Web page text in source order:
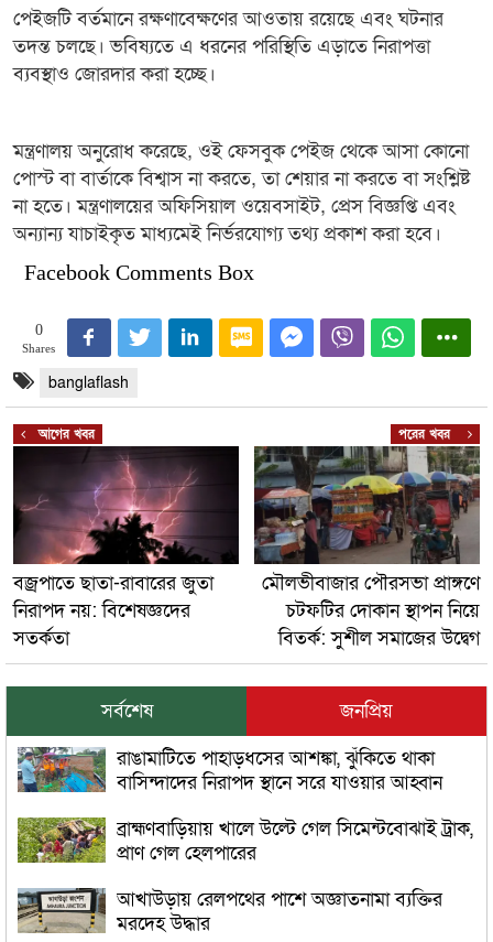
পেইজটি বর্তমানে রক্ষণাবেক্ষণের আওতায় রয়েছে এবং ঘটনার
তদন্ত চলছে। ভবিষ্যতে এ ধরনের পরিস্থিতি এড়াতে নিরাপত্তা
ব্যবস্থাও জোরদার করা হচ্ছে।
মন্ত্রণালয় অনুরোধ করেছে, ওই ফেসবুক পেইজ থেকে আসা কোনো
পোস্ট বা বার্তাকে বিশ্বাস না করতে, তা শেয়ার না করতে বা সংশ্লিষ্ট
না হতে। মন্ত্রণালয়ের অফিসিয়াল ওয়েবসাইট, প্রেস বিজ্ঞপ্তি এবং
অন্যান্য যাচাইকৃত মাধ্যমেই নির্ভরযোগ্য তথ্য প্রকাশ করা হবে।
Facebook Comments Box
0
Shares
banglaflash
আগের খবর
বজ্রপাতে ছাতা-রাবারের জুতা
নিরাপদ নয়: বিশেষজ্ঞদের
সতর্কতা
পরের খবর
মৌলভীবাজার পৌরসভা প্রাঙ্গণে
চটফটির দোকান স্থাপন নিয়ে
বিতর্ক: সুশীল সমাজের উদ্বেগ
সর্বশেষ
জনপ্রিয়
রাঙামাটিতে পাহাড়ধসের আশঙ্কা, ঝুঁকিতে থাকা
বাসিন্দাদের নিরাপদ স্থানে সরে যাওয়ার আহ্বান
ব্রাহ্মণবাড়িয়ায় খালে উল্টে গেল সিমেন্টবোঝাই ট্রাক,
প্রাণ গেল হেলপারের
আখাউড়ায় রেলপথের পাশে অজ্ঞাতনামা ব্যক্তির
মরদেহ উদ্ধার